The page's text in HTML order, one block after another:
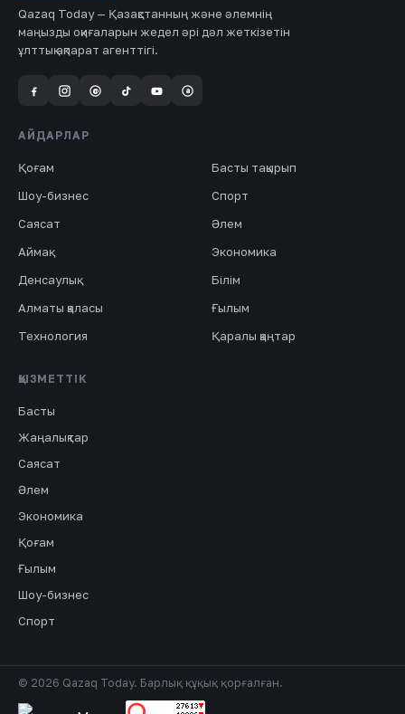
Qazaq Today — Қазақстанның және әлемнің
маңызды оқиғаларын жедел әрі дәл жеткізетін
ұлттық ақпарат агенттігі.
@ a
АЙДАРЛАР
Қоғам
Басты тақырып
Шоу-бизнес
Спорт
Саясат
Әлем
Аймақ
Экономика
Денсаулық
Білім
Алматы қаласы
Ғылым
Технология
Қаралы қаңтар
ҚЫЗМЕТТІК
Басты
Жаңалықтар
Саясат
Әлем
Экономика
Қоғам
Ғылым
Шоу-бизнес
Спорт
© 2026 Qazaq Today. Барлық құқық қорғалған.